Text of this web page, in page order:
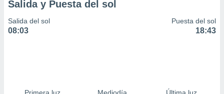
Salida y Puesta del sol
Salida del sol
08:03
Puesta del sol
18:43